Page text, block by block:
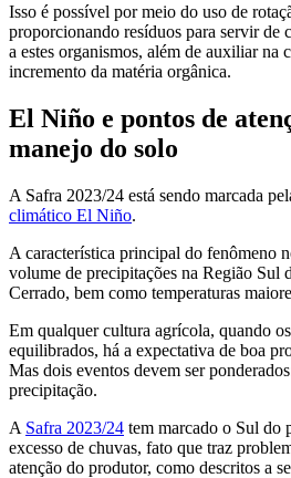
Isso é possível por meio do uso de
proporcionando resíduos para servir de
a estes organismos, além de auxiliar na
incremento da matéria orgânica.
El Niño e pontos de
manejo do solo
A Safra 2023/24 está sendo marcada
climático El Niño.
A característica principal do fenômeno
volume de precipitações na Região Sul
Cerrado, bem como temperaturas
Em qualquer cultura agrícola, quando
equilibrados, há a expectativa de boa
Mas dois eventos devem ser
precipitação.
A Safra 2023/24 tem marcado o Sul do
excesso de chuvas, fato que traz
atenção do produtor, como descritos a